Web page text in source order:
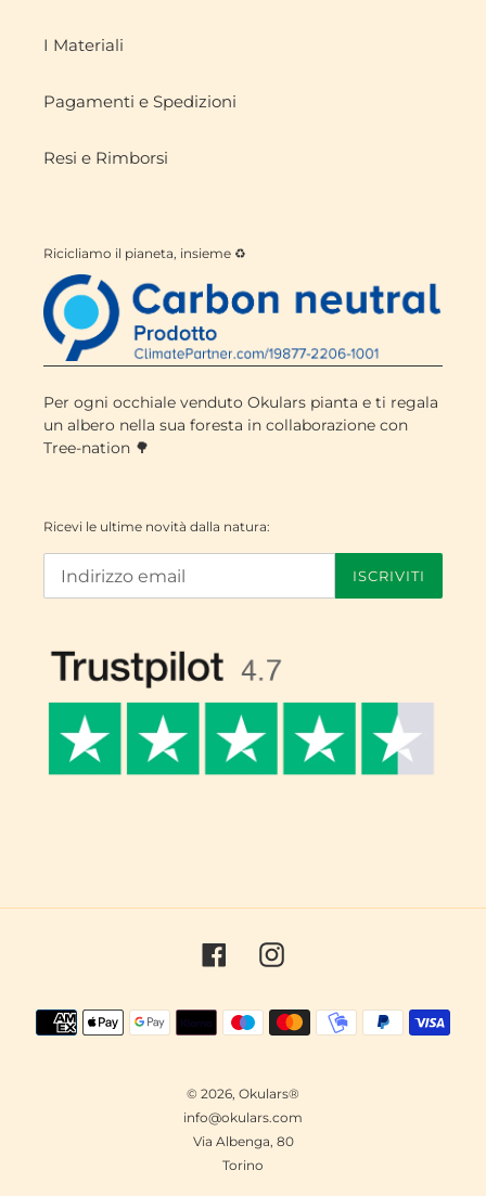
I Materiali
Pagamenti e Spedizioni
Resi e Rimborsi
Ricicliamo il pianeta, insieme ♻️
Per ogni occhiale venduto Okulars pianta e ti regala
un albero nella sua foresta in collaborazione con
Tree-nation 🌳
Ricevi le ultime novità dalla natura:
ISCRIVITI
FacebookInstagram
Metodi
di
© 2026, Okulars®
info@okulars.com
Via Albenga, 80
Torino